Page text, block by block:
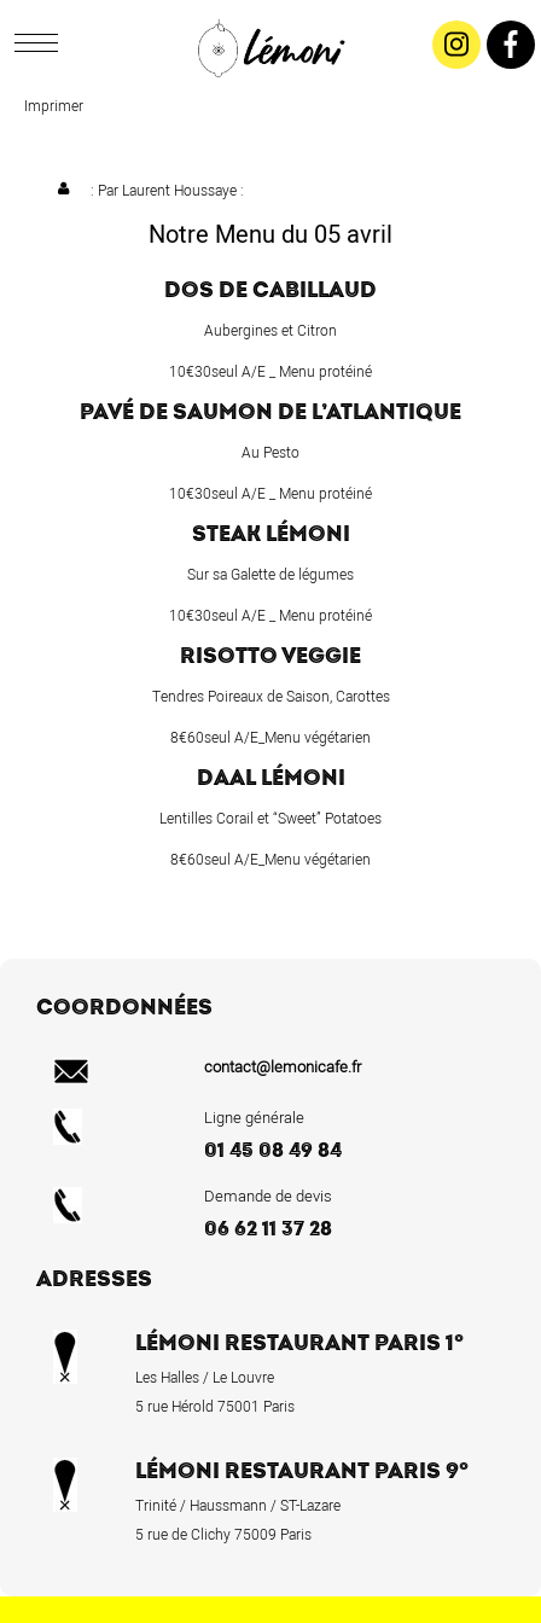
CONCEPT
SALADES & BUFFETS
TRAITEUR
CONTACTEZ-NOUS !
Imprimer
: Par Laurent Houssaye:
Notre Menu du 05 avril
DOS DE CABILLAUD
Aubergines et Citron
10€30seul A/E _ Menu protéiné
PAVÉ DE SAUMON DE L’ATLANTIQUE
Au Pesto
10€30seul A/E _ Menu protéiné
STEAK LÉMONI
Sur sa Galette de légumes
10€30seul A/E _ Menu protéiné
RISOTTO VEGGIE
Tendres Poireaux de Saison, Carottes
8€60seul A/E_Menu végétarien
DAAL LÉMONI
Lentilles Corail et “Sweet” Potatoes
8€60seul A/E_Menu végétarien
COORDONNÉES
contact@lemonicafe.fr
Ligne générale
01 45 08 49 84
Demande de devis
06 62 11 37 28
ADRESSES
LÉMONI RESTAURANT PARIS 1°
Les Halles / Le Louvre
5 rue Hérold 75001 Paris
LÉMONI RESTAURANT PARIS 9°
Trinité / Haussmann / ST-Lazare
5 rue de Clichy 75009 Paris